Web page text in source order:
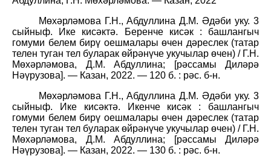
Мөхәрләмова Г.Н., Абдуллина Д.М. Әдәби уку. 3
сыйныф. Ике кисәктә. Беренче кисәк : башлангыч
гомуми белем бирү оешмалары өчен дәреслек (татар
телен туган тел буларак өйрәнүче укучылар өчен) / Г.Н.
Мөхәрләмова, Д.М.
Абдуллина; [рәссамы Диләрә
Нәүрузова]. — Казан, 2022. — 120 б. : рәс. б-н.
Мөхәрләмова Г.Н., Абдуллина Д.М. Әдәби уку. 3
сыйныф. Ике кисәктә. Икенче кисәк : башлангыч
гомуми белем бирү оешмалары өчен дәреслек (татар
телен туган тел буларак өйрәнүче укучылар өчен) / Г.Н.
Мөхәрләмова, Д.М.
Абдуллина; [рәссамы Диләрә
Нәүрузова]. — Казан, 2022. — 130 б. : рәс. б-н.